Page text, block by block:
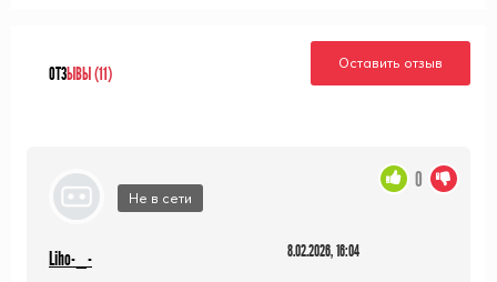
ОТЗЫВЫ (11)
Оставить отзыв
Не в сети
Liho-_- 8.02.2026, 16:04
0